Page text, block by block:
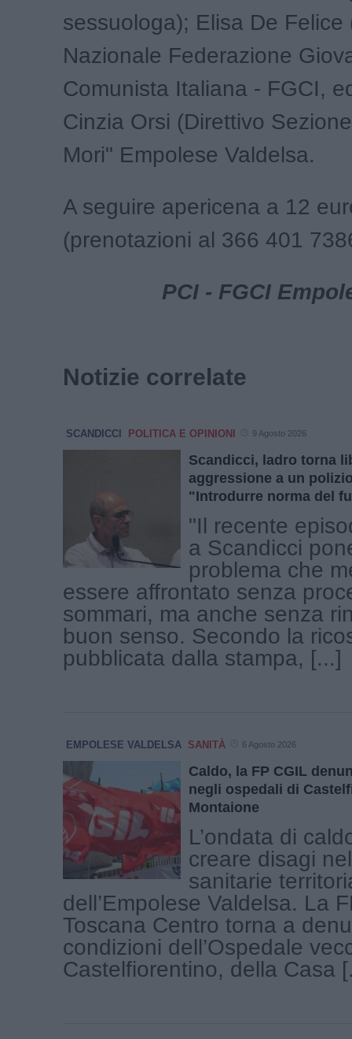
sessuologa); Elisa De Felice
Nazionale Federazione
Comunista Italiana - FGCI,
Cinzia Orsi (Direttivo
Mori" Empolese Valdelsa.
A seguire apericena a 12
(prenotazioni al 366 401
PCI - FGCI
Notizie correlate
SCANDICCI POLITICA E OPINIONI 9 Agosto 2026
Scandicci, ladro torna
aggressione a un
"Introdurre norma del
"Il recente
a Scandicci
problema che
essere affrontato senza
sommari, ma anche senza
buon senso. Secondo la
pubblicata dalla stampa, [...]
EMPOLESE VALDELSA SANITÀ 6 Agosto 2026
Caldo, la FP CGIL
negli ospedali di
Montaione
L’ondata di
creare disagi
sanitarie
dell’Empolese Valdelsa. La
Toscana Centro torna a
condizioni dell’Ospedale
Castelfiorentino, della Casa